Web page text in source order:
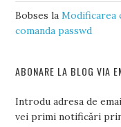
Bobses la
comanda passwd
ABONARE LA BLOG VIA
Introdu adresa de
vei primi notificări